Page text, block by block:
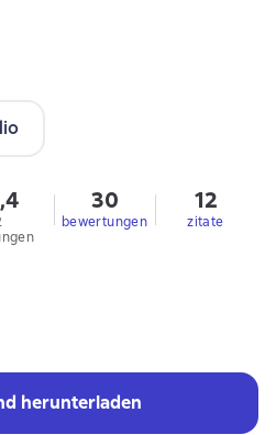
30
bewertungen
12
zitate
herunterladen